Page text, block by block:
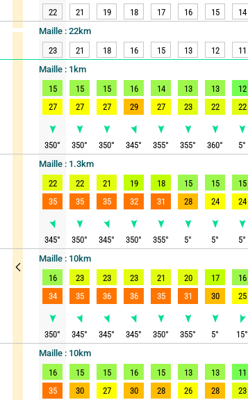
22
21 19 18 17 16 15 14
Maille : 22km
23
21 18 16 15 13 12 11
Maille : 1km
15
15 15 16 14 13 13 12
27
27 27 29 27 23 22 22
350° 350° 350° 345° 355° 355° 360° 5°
Maille : 1.3km
22
22 21 19 18 15 15 15
35
35 35 32 31 28 24 24
345° 350° 345° 350° 355° 5° 5° 5°
Maille : 10km
16
23 23 23 21 20 17 16
34
35 36 36 35 31 30 25
350° 345° 345° 345° 350° 355° 5° 15°
Maille : 10km
16
15 15 16 15 13 13 11
35
30 27 30 28 26 28 23